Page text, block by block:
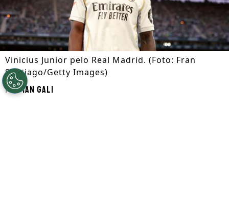
Vinicius Junior pelo Real Madrid. (Foto: Fran
Santiago/Getty Images)
PorIan Gali